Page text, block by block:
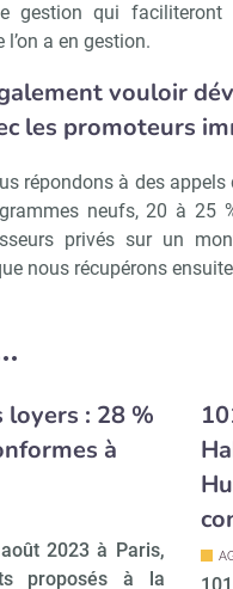
gestion qui
a en gestion.
vouloir
les promoteurs
répondons à des
neufs, 20 à
privés sur un
nous récupérons
loyers : 28 %
à
2023 à Paris,
proposés à la